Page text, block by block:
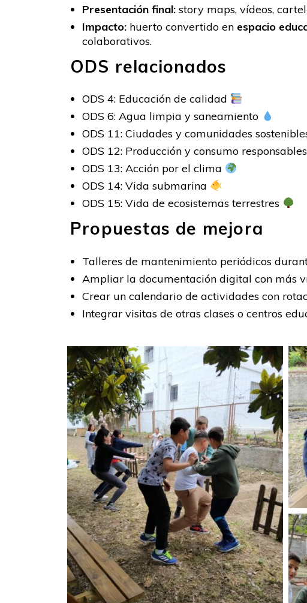
Presentación final: story maps, vídeos,
Impacto: huerto convertido en espacio
colaborativos.
ODS relacionados
ODS 4: Educación de calidad
ODS 6: Agua limpia y saneamiento
ODS 11: Ciudades y comunidades
ODS 12: Producción y consumo responsables
ODS 13: Acción por el clima
ODS 14: Vida submarina
ODS 15: Vida de ecosistemas terrestres
Propuestas de mejora
Talleres de mantenimiento periódicos
Ampliar la documentación digital con más
Crear un calendario de actividades con
Integrar visitas de otras clases o centros